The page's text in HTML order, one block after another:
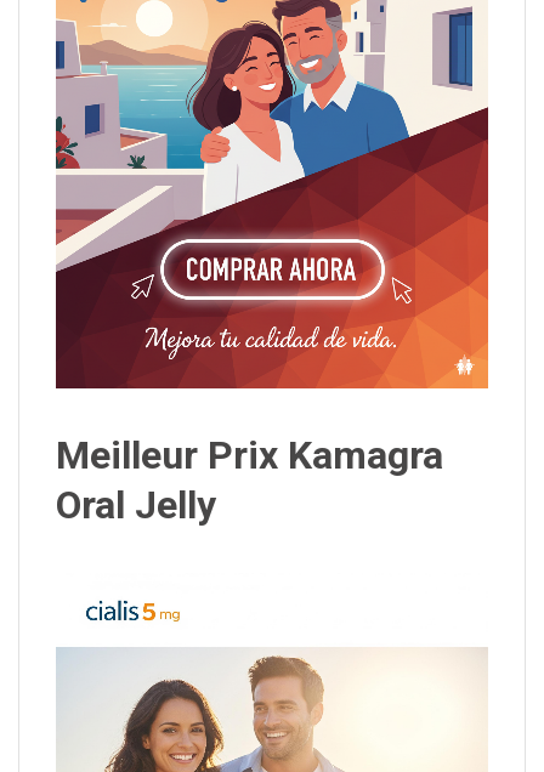
Meilleur Prix Kamagra
Oral Jelly